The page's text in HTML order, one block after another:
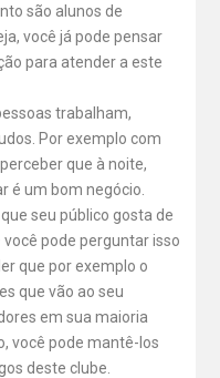
são alunos de
você já pode pensar
para atender a este
trabalham,
Por exemplo com
que à noite,
é um bom negócio.
seu público gosta de
pode perguntar isso
que por exemplo o
que vão ao seu
em sua maioria
você pode mantê-los
deste clube.